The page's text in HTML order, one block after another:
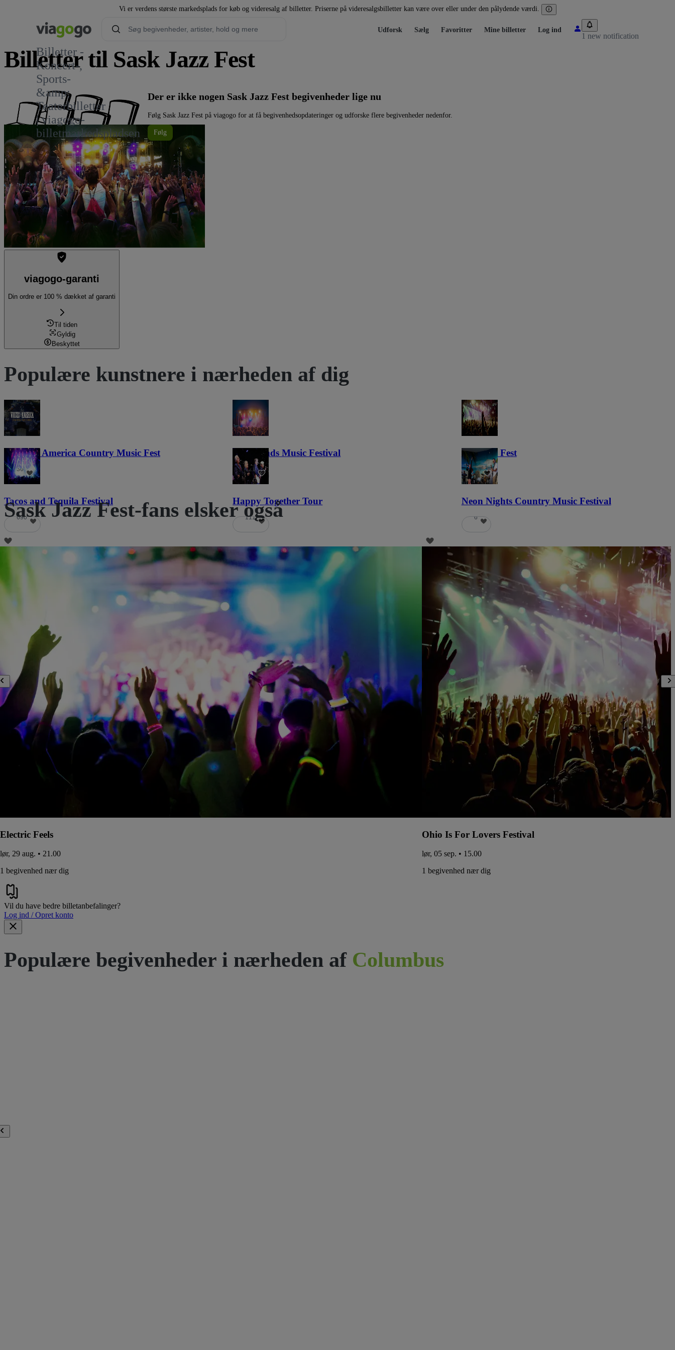
Vi er verdens største markedsplads for køb og videresalg af billetter. Priserne på videresalgsbilletter kan være over eller under den pålydende værdi.
Billetter -
Koncert-,
Sports-
&amp;
Teaterbilletter
| viagogo-
billetmarkedspladsen
Udforsk Sælg Favoritter Mine billetter Log ind
1 new notification
Billetter til Sask Jazz Fest
Der er ikke nogen Sask Jazz Fest begivenheder lige nu
Følg Sask Jazz Fest på viagogo for at få begivenhedsopdateringer og udforske flere begivenheder nedenfor.
Følg
viagogo-garanti
Din ordre er 100 % dækket af garanti
Til tiden
Gyldig
Beskyttet
Populære kunstnere i nærheden af dig
Voices of America Country Music Fest
36
Lost Lands Music Festival
121
Haunted Fest
58
Tacos and Tequila Festival
690
Happy Together Tour
111
Neon Nights Country Music Festival
6
Sask Jazz Fest-fans elsker også
Electric Feels
lør, 29 aug. • 21.00
1 begivenhed nær dig
Ohio Is For Lovers Festival
lør, 05 sep. • 15.00
1 begivenhed nær dig
Vil du have bedre billetanbefalinger?
Log ind / Opret konto
Populære begivenheder i nærheden afColumbus